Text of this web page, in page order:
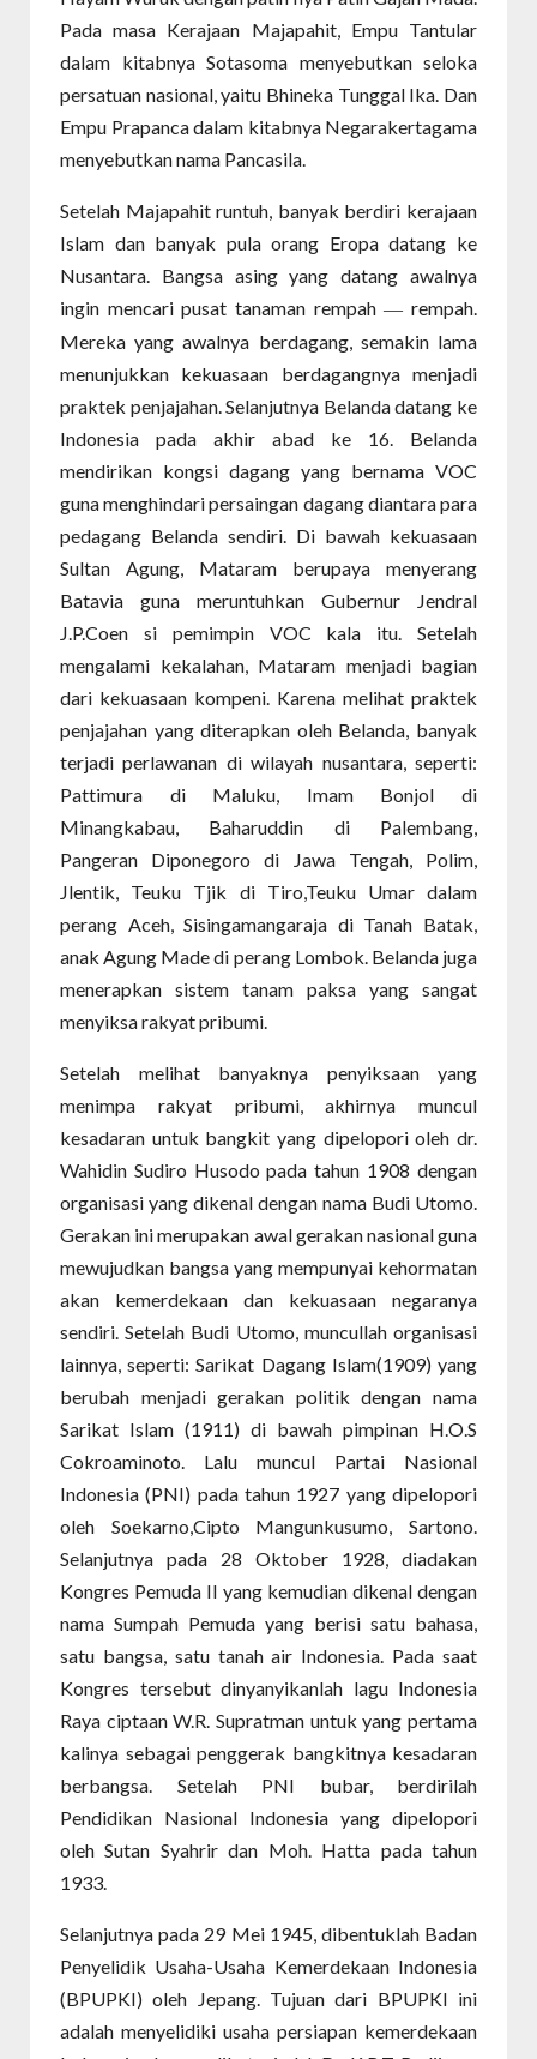
Pada masa Kerajaan Majapahit, Empu Tantular
dalam kitabnya Sotasoma menyebutkan seloka
persatuan nasional, yaitu Bhineka Tunggal Ika. Dan
Empu Prapanca dalam kitabnya Negarakertagama
menyebutkan nama Pancasila.
Setelah Majapahit runtuh, banyak berdiri kerajaan
Islam dan banyak pula orang Eropa datang ke
Nusantara. Bangsa asing yang datang awalnya
ingin mencari pusat tanaman rempah— rempah.
Mereka yang awalnya berdagang, semakin lama
menunjukkan kekuasaan berdagangnya menjadi
praktek penjajahan. Selanjutnya Belanda datang ke
Indonesia pada akhir abad ke 16. Belanda
mendirikan kongsi dagang yang bernama VOC
guna menghindari persaingan dagang diantara para
pedagang Belanda sendiri. Di bawah kekuasaan
Sultan Agung, Mataram berupaya menyerang
Batavia guna meruntuhkan Gubernur Jendral
J.P.Coen si pemimpin VOC kala itu. Setelah
mengalami kekalahan, Mataram menjadi bagian
dari kekuasaan kompeni. Karena melihat praktek
penjajahan yang diterapkan oleh Belanda, banyak
terjadi perlawanan di wilayah nusantara, seperti:
Pattimura di Maluku, Imam Bonjol di
Minangkabau, Baharuddin di Palembang,
Pangeran Diponegoro di Jawa Tengah, Polim,
Jlentik, Teuku Tjik di Tiro,Teuku Umar dalam
perang Aceh, Sisingamangaraja di Tanah Batak,
anak Agung Made di perang Lombok. Belanda juga
menerapkan sistem tanam paksa yang sangat
menyiksa rakyat pribumi.
Setelah melihat banyaknya penyiksaan yang
menimpa rakyat pribumi, akhirnya muncul
kesadaran untuk bangkit yang dipelopori oleh dr.
Wahidin Sudiro Husodo pada tahun 1908 dengan
organisasi yang dikenal dengan nama Budi Utomo.
Gerakan ini merupakan awal gerakan nasional guna
mewujudkan bangsa yang mempunyai kehormatan
akan kemerdekaan dan kekuasaan negaranya
sendiri. Setelah Budi Utomo, muncullah organisasi
lainnya, seperti: Sarikat Dagang Islam(1909) yang
berubah menjadi gerakan politik dengan nama
Sarikat Islam (1911) di bawah pimpinan H.O.S
Cokroaminoto. Lalu muncul Partai Nasional
Indonesia (PNI) pada tahun 1927 yang dipelopori
oleh Soekarno,Cipto Mangunkusumo, Sartono.
Selanjutnya pada 28 Oktober 1928, diadakan
Kongres Pemuda II yang kemudian dikenal dengan
nama Sumpah Pemuda yang berisi satu bahasa,
satu bangsa, satu tanah air Indonesia. Pada saat
Kongres tersebut dinyanyikanlah lagu Indonesia
Raya ciptaan W.R. Supratman untuk yang pertama
kalinya sebagai penggerak bangkitnya kesadaran
berbangsa. Setelah PNI bubar, berdirilah
Pendidikan Nasional Indonesia yang dipelopori
oleh Sutan Syahrir dan Moh. Hatta pada tahun
1933.
Selanjutnya pada 29 Mei 1945, dibentuklah Badan
Penyelidik Usaha-Usaha Kemerdekaan Indonesia
(BPUPKI) oleh Jepang. Tujuan dari BPUPKI ini
adalah menyelidiki usaha persiapan kemerdekaan